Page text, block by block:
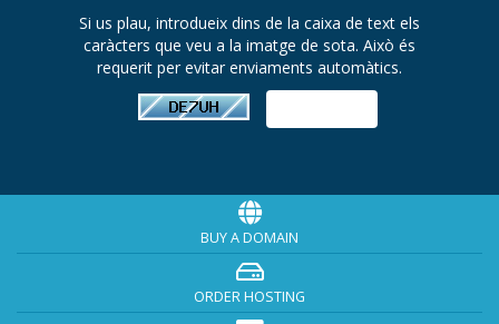
Si us plau, introdueix dins de la caixa de text els
caràcters que veu a la imatge de sota. Això és
requerit per evitar enviaments automàtics.
BUY A DOMAIN
ORDER HOSTING